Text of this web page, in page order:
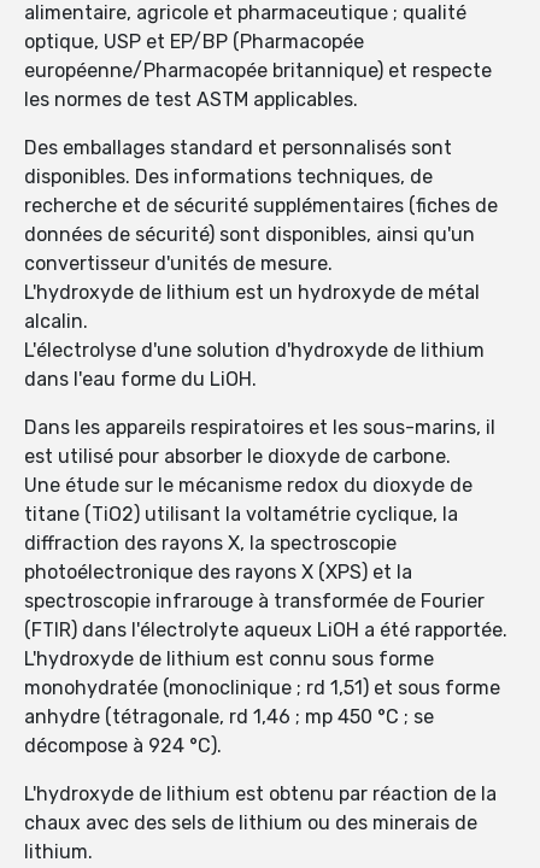
alimentaire, agricole et pharmaceutique ; qualité
optique, USP et EP/BP (Pharmacopée
européenne/Pharmacopée britannique) et respecte
les normes de test ASTM applicables.
Des emballages standard et personnalisés sont
disponibles. Des informations techniques, de
recherche et de sécurité supplémentaires (fiches de
données de sécurité) sont disponibles, ainsi qu'un
convertisseur d'unités de mesure.
L'hydroxyde de lithium est un hydroxyde de métal
alcalin.
L'électrolyse d'une solution d'hydroxyde de lithium
dans l'eau forme du LiOH.
Dans les appareils respiratoires et les sous-marins, il
est utilisé pour absorber le dioxyde de carbone.
Une étude sur le mécanisme redox du dioxyde de
titane (TiO2) utilisant la voltamétrie cyclique, la
diffraction des rayons X, la spectroscopie
photoélectronique des rayons X (XPS) et la
spectroscopie infrarouge à transformée de Fourier
(FTIR) dans l'électrolyte aqueux LiOH a été rapportée.
L'hydroxyde de lithium est connu sous forme
monohydratée (monoclinique ; rd 1,51) et sous forme
anhydre (tétragonale, rd 1,46 ; mp 450 °C ; se
décompose à 924 °C).
L'hydroxyde de lithium est obtenu par réaction de la
chaux avec des sels de lithium ou des minerais de
lithium.